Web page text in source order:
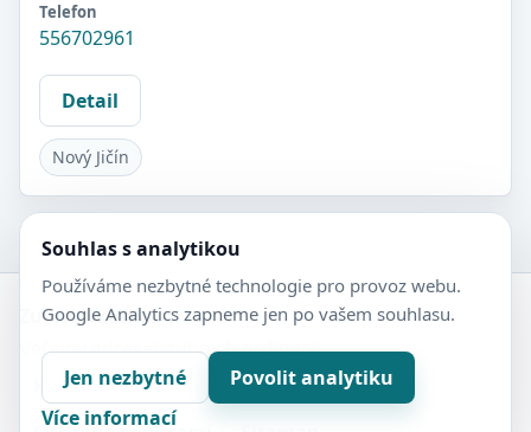
Telefon
556702961
Detail
Nový Jičín
Zubní-lékaři.cz
Veřejný adresář zubních ordinací.
Kontakt
Nastavení soukromí
Souhlas s analytikou
Používáme nezbytné technologie pro provoz webu.
Google Analytics zapneme jen po vašem souhlasu.
Jen nezbytné
Povolit analytiku
Více informací